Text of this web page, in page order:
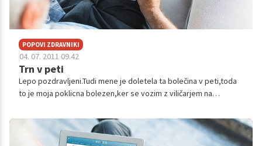
POPOVI ZDRAVNIKI
04. 07. 2011 09.42
Trn v peti
Lepo pozdravljeni.Tudi mene je doletela ta bolečina v peti,toda
to je moja poklicna bolezen,ker se vozim z viličarjem na
sem na laserskih ...